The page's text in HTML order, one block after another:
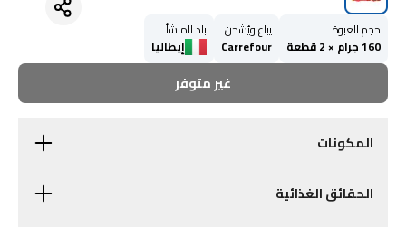
حجم العبوة
160 جرام × 2 قطعة
يباع ويُشحن
Carrefour
بلد المنشأ
إيطاليا
غير متوفر
المكونات
الحقائق الغذائية